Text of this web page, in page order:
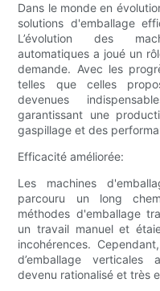
Dans le monde en
solutions d'emballage
L’évolution des
automatiques a joué un
demande. Avec les
telles que celles
devenues
garantissant une
gaspillage et des
Efficacité améliorée:
Les machines
parcouru un long
méthodes d'emballage
un travail manuel et
incohérences.
d’emballage verticales
devenu rationalisé et très